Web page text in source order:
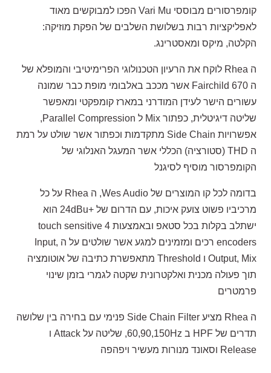
קומפרסורים מבוססי Vari Mu הפכו למבוקשים מאוד
לאפליקציות רבות בשלושת השלבים של הפקת מוזיקה:
הקלטה, מיקס ומאסטרינג.
ה Rhea לוקח את הרעיון הטכנולוגי הפרימיטיבי והמופלא של
ה Fairchild 670 אשר מככב באלבומי מופת כבר שמונה
עשורים הישר לעידן המודרני במארז קומפקטי ומאפשר
שליטה דיגיטלית, כפתור Mix ל Parallel Compression,
אפשרויות Side Chain מתקדמות וכפתור אשר שולט על רמת
ה THD (סטורציה) הכללי אשר המעגל האנלוגי של
הקומפרסור מוסיף לסיגנל
בדומה לכל קו המוצרים של Wes Audio, ה Rhea על כל
מרכיביו פשוט צועק איכות, עם הדרום של +24dBu הוא
ישתלב בקלות בכל סטאפ ובאמצעות 4 touch sensitive
encoders רכים ומזמינים למגע אשר שולטים על ה Input,
Output, Mix ו Threshold מתאפשרת כתיבה של אוטומציה
תוך פעולה מכנית ואלקטרונית שקטה לגמרי בזמן שינוי
פרמטרים
ה Rhea מציע Side Chain Filter פנימי עם בחירה בין שלושה
תדרים של HPF ב 60,90,150Hz, שליטה על Attack ו
Release וסאונד מנורות מעשיר ויפהפה